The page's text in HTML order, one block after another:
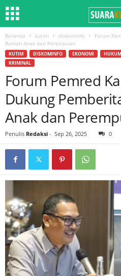
Beranda kutim diskominfo
Forum
Ramah Anak dan Perempuan
KUTIM DISKOMINFO EKONOMI HUKUM
KRIMINAL
Forum Pemred
Dukung
Anak dan
Penulis Redaksi - Sep 26, 2025 0